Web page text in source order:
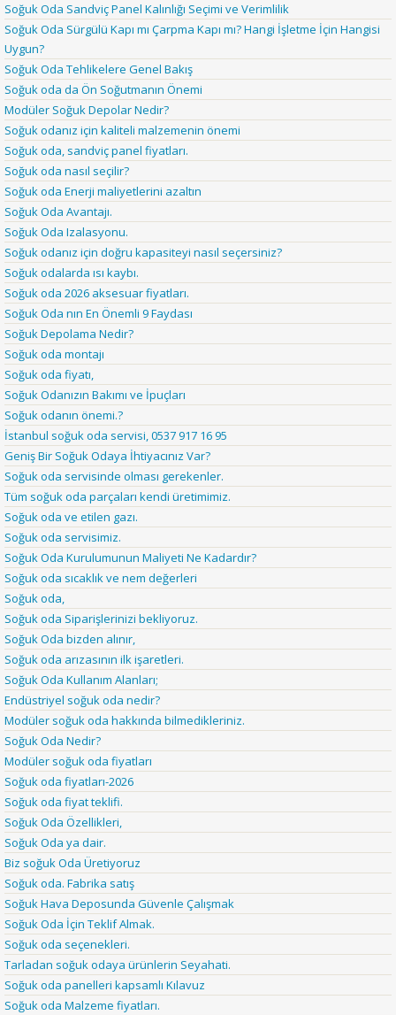
Soğuk Oda Sandviç Panel Kalınlığı Seçimi ve Verimlilik
Soğuk Oda Sürgülü Kapı mı Çarpma Kapı mı? Hangi İşletme İçin Hangisi
Uygun?
Soğuk Oda Tehlikelere Genel Bakış
Soğuk oda da Ön Soğutmanın Önemi
Modüler Soğuk Depolar Nedir?
Soğuk odanız için kaliteli malzemenin önemi
Soğuk oda, sandviç panel fiyatları.
Soğuk oda nasıl seçilir?
Soğuk oda Enerji maliyetlerini azaltın
Soğuk Oda Avantajı.
Soğuk Oda Izalasyonu.
Soğuk odanız için doğru kapasiteyi nasıl seçersiniz?
Soğuk odalarda ısı kaybı.
Soğuk oda 2026 aksesuar fiyatları.
Soğuk Oda nın En Önemli 9 Faydası
Soğuk Depolama Nedir?
Soğuk oda montajı
Soğuk oda fiyatı,
Soğuk Odanızın Bakımı ve İpuçları
Soğuk odanın önemi.?
İstanbul soğuk oda servisi, 0537 917 16 95
Geniş Bir Soğuk Odaya İhtiyacınız Var?
Soğuk oda servisinde olması gerekenler.
Tüm soğuk oda parçaları kendi üretimimiz.
Soğuk oda ve etilen gazı.
Soğuk oda servisimiz.
Soğuk Oda Kurulumunun Maliyeti Ne Kadardır?
Soğuk oda sıcaklık ve nem değerleri
Soğuk oda,
Soğuk oda Siparişlerinizi bekliyoruz.
Soğuk Oda bizden alınır,
Soğuk oda arızasının ilk işaretleri.
Soğuk Oda Kullanım Alanları;
Endüstriyel soğuk oda nedir?
Modüler soğuk oda hakkında bilmedikleriniz.
Soğuk Oda Nedir?
Modüler soğuk oda fiyatları
Soğuk oda fiyatları-2026
Soğuk oda fiyat teklifi.
Soğuk Oda Özellikleri,
Soğuk Oda ya dair.
Biz soğuk Oda Üretiyoruz
Soğuk oda. Fabrika satış
Soğuk Hava Deposunda Güvenle Çalışmak
Soğuk Oda İçin Teklif Almak.
Soğuk oda seçenekleri.
Tarladan soğuk odaya ürünlerin Seyahati.
Soğuk oda panelleri kapsamlı Kılavuz
Soğuk oda Malzeme fiyatları.